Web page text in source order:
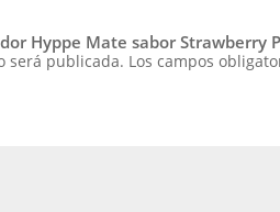
Hyppe Mate sabor Strawberry
será publicada. Los campos